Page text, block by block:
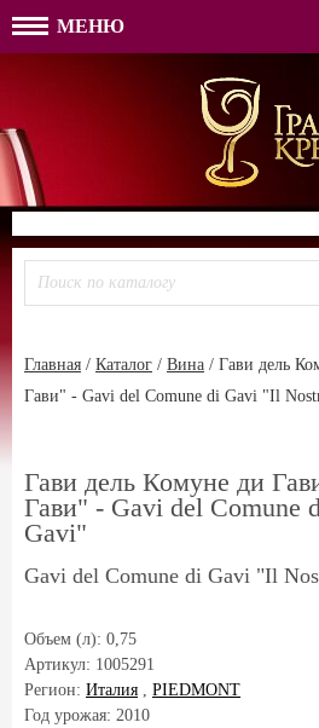
МЕНЮ
Главная / Каталог / Вина / Гави дель
Гави" - Gavi del Comune di Gavi "Il
Гави дель Комуне ди
Гави" - Gavi del Comune
Gavi"
Gavi del Comune di Gavi "Il
Объем (л): 0,75
Артикул: 1005291
Регион: Италия , PIEDMONT
Год урожая: 2010